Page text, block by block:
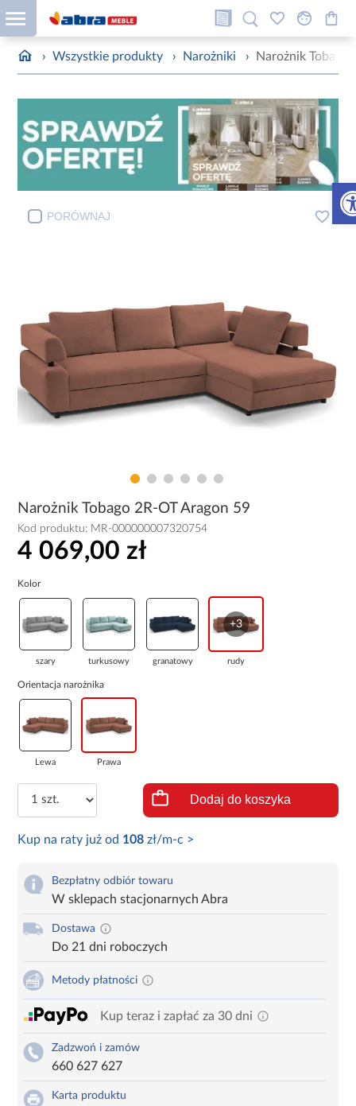
› Wszystkie produkty › Narożniki › Narożnik Tobago
PORÓWNAJ
Narożnik Tobago 2R-OT Aragon 59
Kod produktu: MR-000000007320754
4 069,00 zł
Kolor
szary turkusowy granatowy
+3
rudy
Orientacja narożnika
Lewa Prawa
Dodaj do koszyka
Kup na raty już od 108 zł/m-c >
Bezpłatny odbiór towaru
W sklepach stacjonarnych Abra
Dostawa
Do 21 dni roboczych
Metody płatności
Kup teraz i zapłać za 30 dni
Zadzwoń i zamów
660 627 627
Karta produktu